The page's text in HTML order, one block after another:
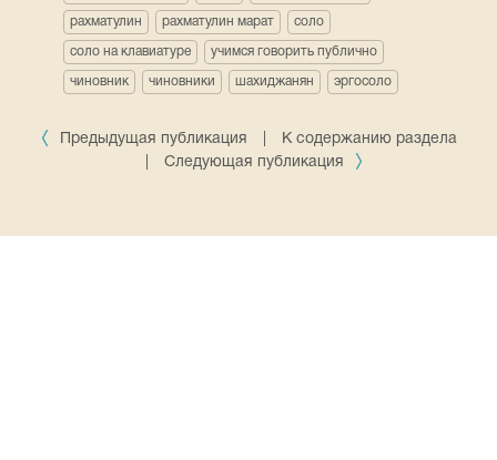
рахматулин рахматулин марат соло
соло на клавиатуре учимся говорить публично
чиновник чиновники шахиджанян эргосоло
Предыдущая публикация
К содержанию раздела
Следующая публикация